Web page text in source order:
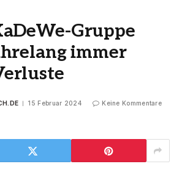
Gruppe
immer
15 Februar 2024 Keine Kommentare